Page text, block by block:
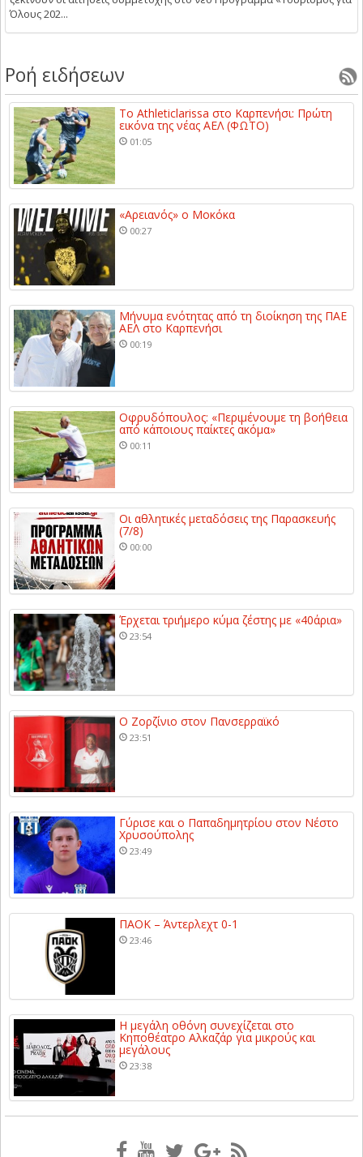
Όλους 202...
Ροή ειδήσεων
Το Athleticlarissa στο Καρπενήσι: Πρώτη
εικόνα της νέας ΑΕΛ (ΦΩΤΟ)
01:05
«Αρειανός» ο Μοκόκα
00:27
Μήνυμα ενότητας από τη διοίκηση της ΠΑΕ
ΑΕΛ στο Καρπενήσι
00:19
Οφρυδόπουλος: «Περιμένουμε τη βοήθεια
από κάποιους παίκτες ακόμα»
00:11
Οι αθλητικές μεταδόσεις της Παρασκευής
(7/8)
00:00
Έρχεται τριήμερο κύμα ζέστης με «40άρια»
23:54
Ο Ζορζίνιο στον Πανσερραϊκό
23:51
Γύρισε και ο Παπαδημητρίου στον Νέστο
Χρυσούπολης
23:49
ΠΑΟΚ – Άντερλεχτ 0-1
23:46
Η μεγάλη οθόνη συνεχίζεται στο
Κηποθέατρο Αλκαζάρ για μικρούς και
μεγάλους
23:38